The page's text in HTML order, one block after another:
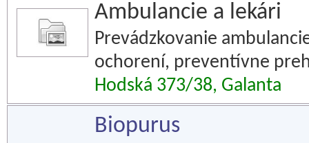
Ambulancie a lekári
Prevádzkovanie
ochorení, preventívne
Hodská 373/38, Galanta
Biopurus